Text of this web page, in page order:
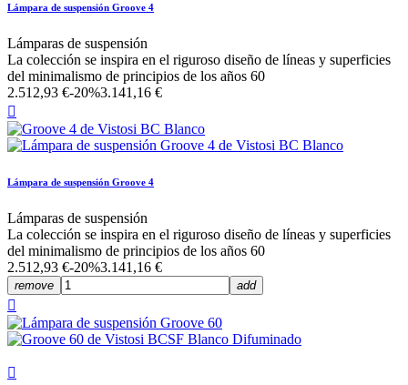
Lámpara de suspensión Groove 4
Lámparas de suspensión
La colección se inspira en el riguroso diseño de líneas y superficies
del minimalismo de principios de los años 60
2.512,93 €-20%3.141,16 €

Lámpara de suspensión Groove 4
Lámparas de suspensión
La colección se inspira en el riguroso diseño de líneas y superficies
del minimalismo de principios de los años 60
2.512,93 €-20%3.141,16 €
remove add

